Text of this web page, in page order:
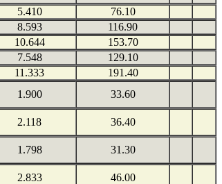
5.410
76.10
8.593
116.90
10.644
153.70
7.548
129.10
11.333
191.40
1.900 33.60
2.118 36.40
1.798 31.30
2.833 46.00